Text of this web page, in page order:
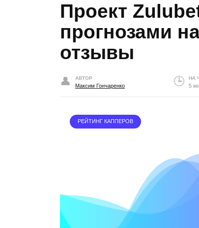
Проект
прогнозами
отзывы
АВТОР
Максим Гончаренко
НА
5
РЕЙТИНГ КАППЕРОВ